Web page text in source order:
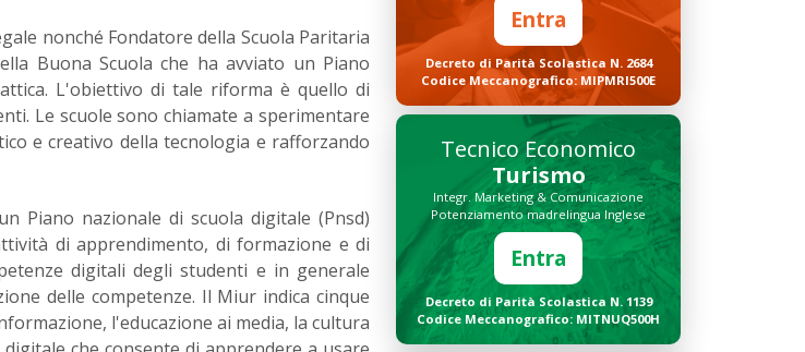
nonché Fondatore della Scuola Paritaria
Buona Scuola che ha avviato un Piano
L'obiettivo di tale riforma è quello di
Le scuole sono chiamate a sperimentare
e creativo della tecnologia e rafforzando
Piano nazionale di scuola digitale (Pnsd)
di apprendimento, di formazione e di
digitali degli studenti e in generale
delle competenze. Il Miur indica cinque
l'educazione ai media, la cultura
Entra
Decreto di Parità Scolastica N. 2684
Codice Meccanografico: MIPMRI500E
Tecnico Economico
Turismo
Integr. Marketing & Comunicazione
Potenziamento madrelingua Inglese
Entra
Decreto di Parità Scolastica N. 1139
Codice Meccanografico: MITNUQ500H